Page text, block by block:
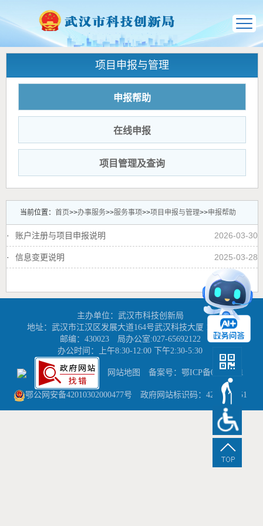
项目申报与管理
申报帮助
在线申报
项目管理及查询
当前位置： 首页>>办事服务>>服务事项>>项目申报与管理>>申报帮助
2026-03-30
· 账户注册与项目申报说明
2025-03-28
· 信息变更说明
主办单位：武汉市科技创新局
地址：武汉市江汉区发展大道164号武汉科技大厦 16-17楼
邮编：430023
局办公室:027-65692122
办公时间：上午8:30-12:00 下午2:30-5:30
网站地图 备案号：鄂ICP备05022311
鄂公网安备42010302000477号 政府网站标识码：4201000051